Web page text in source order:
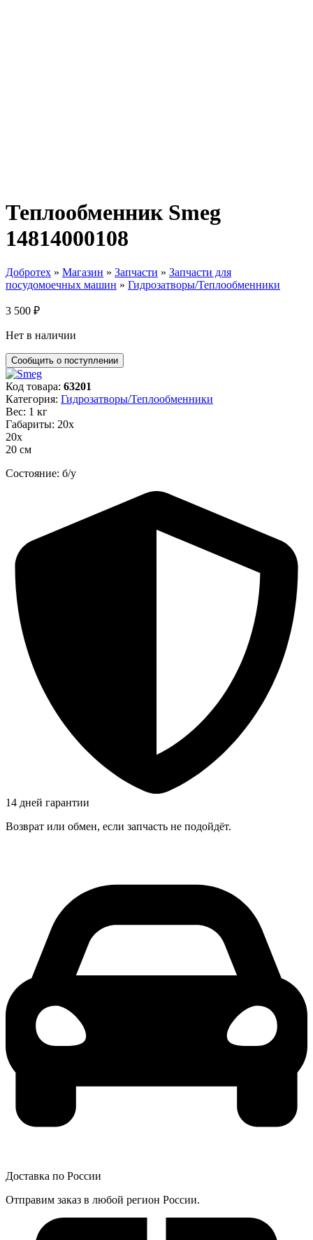
Теплообменник Smeg
14814000108
Добротех » Магазин » Запчасти » Запчасти для
посудомоечных машин » Гидрозатворы/Теплообменники
3 500 ₽
Нет в наличии
Код товара: 63201
Категория: Гидрозатворы/Теплообменники
Вес: 1 кг
Габариты: 20х
20х
20 см
Состояние: б/у
14 дней гарантии
Возврат или обмен, если запчасть не подойдёт.
Доставка по России
Отправим заказ в любой регион России.